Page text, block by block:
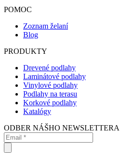
POMOC
Zoznam želaní
Blog
PRODUKTY
Drevené podlahy
Laminátové podlahy
Vinylové podlahy
Podlahy na terasu
Korkové podlahy
Katalógy
ODBER NÁŠHO NEWSLETTERA